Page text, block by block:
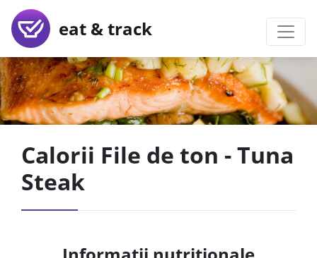
eat & track
Calorii File de ton - Tuna
Steak